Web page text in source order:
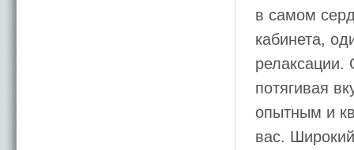
в самом
кабинета,
релаксации.
потягивая
опытным и
вас.